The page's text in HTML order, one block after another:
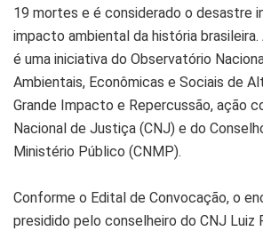
19 mortes e é considerado o desastre
impacto ambiental da história brasileira.
é uma iniciativa do Observatório
Ambientais, Econômicas e Sociais de
Grande Impacto e Repercussão, ação
Nacional de Justiça (CNJ) e do
Ministério Público (CNMP).
Conforme o Edital de Convocação, o
presidido pelo conselheiro do CNJ Luiz